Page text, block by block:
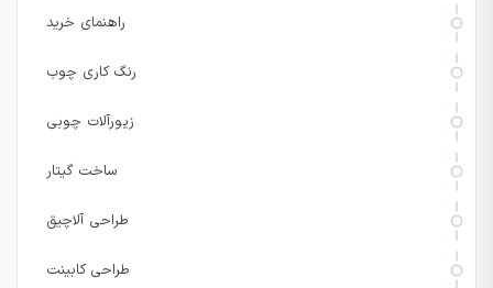
راهنمای خرید
رنگ کاری چوب
زیورآلات چوبی
ساخت گیتار
طراحی آلاچیق
طراحی کابینت